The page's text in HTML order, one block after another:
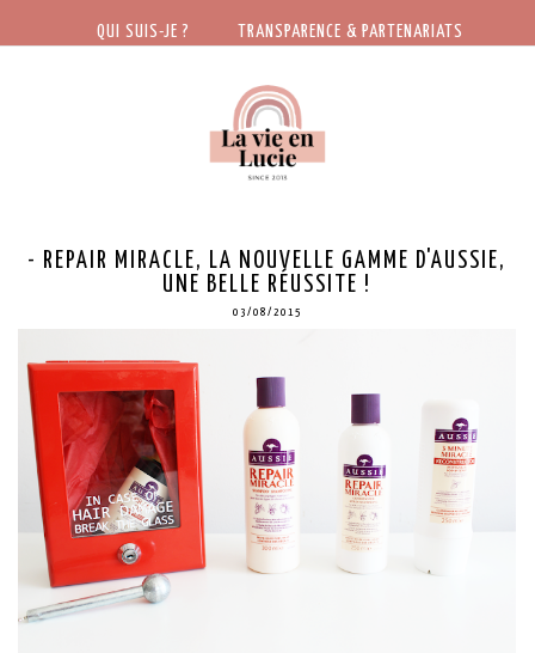
- REPAIR MIRACLE, LA NOUVELLE GAMME D'AUSSIE,
UNE BELLE RÉUSSITE !
03/08/2015
QUI SUIS-JE ? TRANSPARENCE & PARTENARIATS